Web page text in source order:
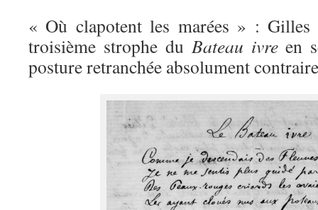
« Où clapotent les marées » :
troisième strophe du Bateau ivreen
posture retranchée absolument